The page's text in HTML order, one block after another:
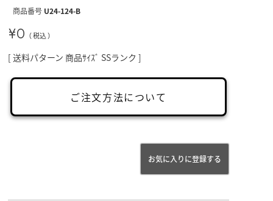
商品番号 U24-124-B
¥0 税込
送料パターン 商品ｻｲｽﾞ SSランク
ご注文方法について
お気に入りに登録する